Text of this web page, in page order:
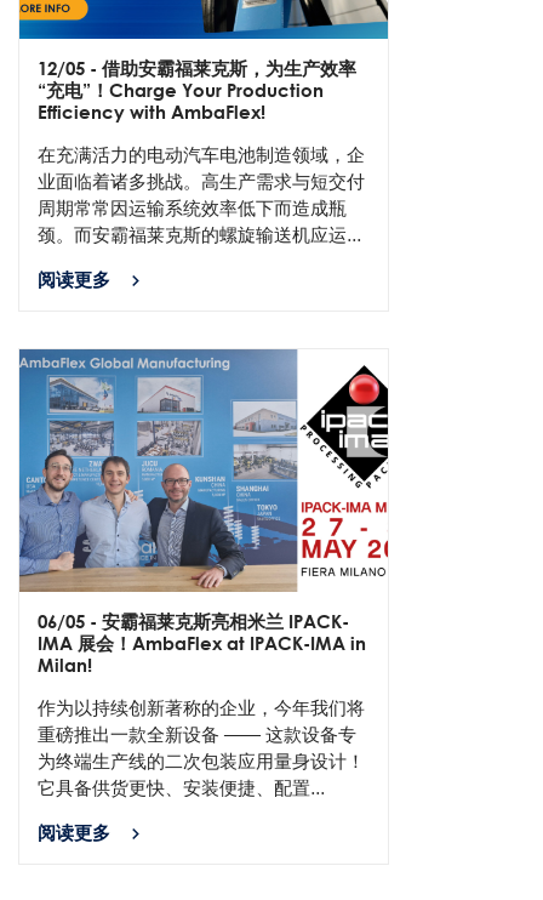
12/05 - 借助安霸福莱克斯，为生产效率
“充电”！Charge Your Production
Efficiency with AmbaFlex!
在充满活力的电动汽车电池制造领域，企
业面临着诸多挑战。高生产需求与短交付
周期常常因运输系统效率低下而造成瓶
颈。而安霸福莱克斯的螺旋输送机应运...
阅读更多
06/05 - 安霸福莱克斯亮相米兰 IPACK-
IMA 展会！AmbaFlex at IPACK-IMA in
Milan!
作为以持续创新著称的企业，今年我们将
重磅推出一款全新设备 —— 这款设备专
为终端生产线的二次包装应用量身设计！
它具备供货更快、安装便捷、配置...
阅读更多